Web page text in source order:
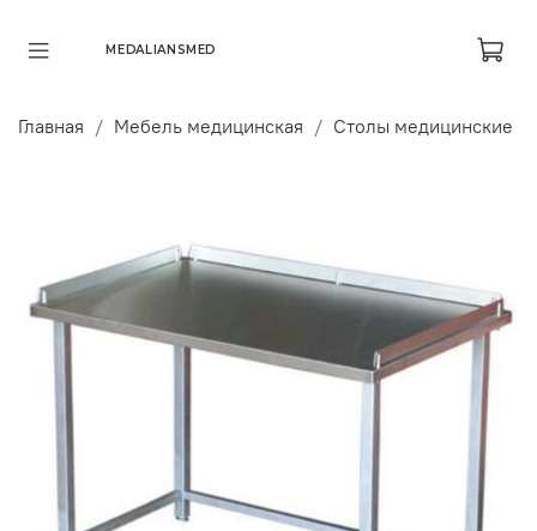
MEDALIANSMED
Главная Мебель медицинская Столы медицинские